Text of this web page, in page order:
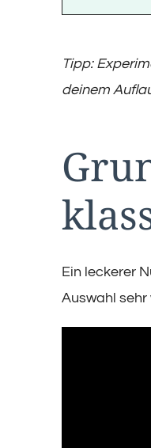
Tipp:
deinem
Ein leckerer
Auswahl sehr